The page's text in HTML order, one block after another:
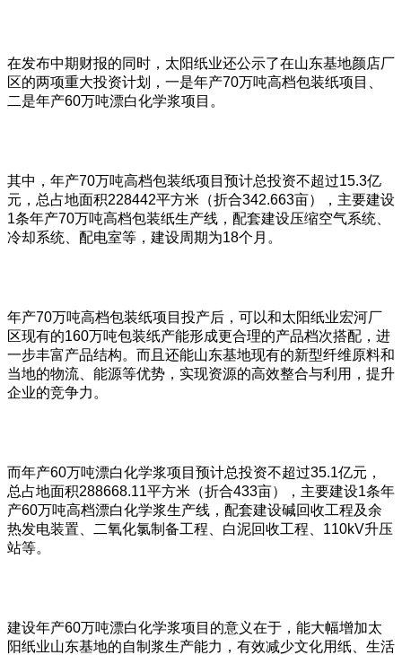
在发布中期财报的同时，太阳纸业还公示了在山东基地颜店厂
区的两项重大投资计划，一是年产70万吨高档包装纸项目、
二是年产60万吨漂白化学浆项目。
其中，年产70万吨高档包装纸项目预计总投资不超过15.3亿
元，总占地面积228442平方米（折合342.663亩），主要建设
1条年产70万吨高档包装纸生产线，配套建设压缩空气系统、
冷却系统、配电室等，建设周期为18个月。
年产70万吨高档包装纸项目投产后，可以和太阳纸业宏河厂
区现有的160万吨包装纸产能形成更合理的产品档次搭配，进
一步丰富产品结构。而且还能山东基地现有的新型纤维原料和
当地的物流、能源等优势，实现资源的高效整合与利用，提升
企业的竞争力。
而年产60万吨漂白化学浆项目预计总投资不超过35.1亿元，
总占地面积288668.11平方米（折合433亩），主要建设1条年
产60万吨高档漂白化学浆生产线，配套建设碱回收工程及余
热发电装置、二氧化氯制备工程、白泥回收工程、110kV升压
站等。
建设年产60万吨漂白化学浆项目的意义在于，能大幅增加太
阳纸业山东基地的自制浆生产能力，有效减少文化用纸、生活